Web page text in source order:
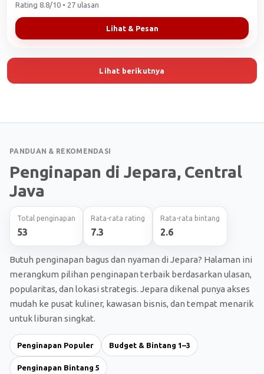
Rating 8.8/10 • 27 ulasan
Lihat & Pesan
Lihat berikutnya
PANDUAN & REKOMENDASI
Penginapan di Jepara, Central
Java
Total penginapan
53
Rata-rata rating
7.3
Rata-rata bintang
2.6
Butuh penginapan bagus dan nyaman di Jepara? Halaman ini
merangkum pilihan penginapan terbaik berdasarkan ulasan,
popularitas, dan lokasi strategis. Jepara dikenal punya akses
mudah ke pusat kuliner, kawasan bisnis, dan tempat menarik
untuk liburan singkat.
Penginapan Populer Budget & Bintang 1–3
Penginapan Bintang 5